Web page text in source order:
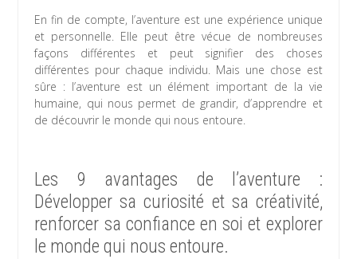
En fin de compte, l’aventure est une expérience unique
et personnelle. Elle peut être vécue de nombreuses
façons différentes et peut signifier des choses
différentes pour chaque individu. Mais une chose est
sûre : l’aventure est un élément important de la vie
humaine, qui nous permet de grandir, d’apprendre et
de découvrir le monde qui nous entoure.
Les 9 avantages de l’aventure :
Développer sa curiosité et sa créativité,
renforcer sa confiance en soi et explorer
le monde qui nous entoure.